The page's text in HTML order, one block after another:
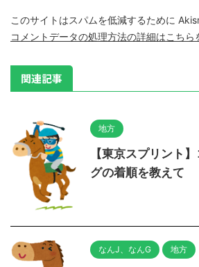
このサイトはスパムを低減するために
コメントデータの処理方法の詳細はこちら
関連記事
地方
【東京スプリント
グの着順を教えて
なんJ、なんG 地方